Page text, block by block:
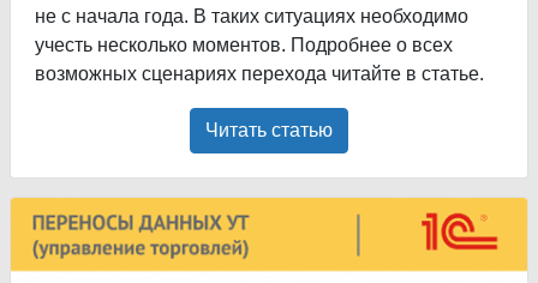
не с начала года. В таких ситуациях необходимо
учесть несколько моментов. Подробнее о всех
возможных сценариях перехода читайте в статье.
Читать статью